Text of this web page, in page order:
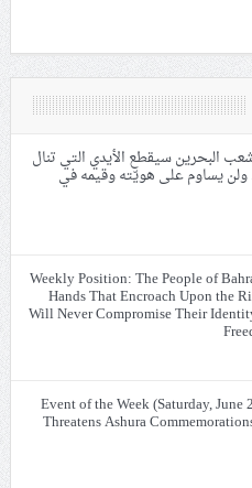
البحرين سيقطع الأيدي التي تنال
يساوم على هويّته وقيمه في
Weekly Position: The People of
Hands That Encroach Upon the
Will Never Compromise Their
Event of the Week (Saturday, June
Threatens Ashura